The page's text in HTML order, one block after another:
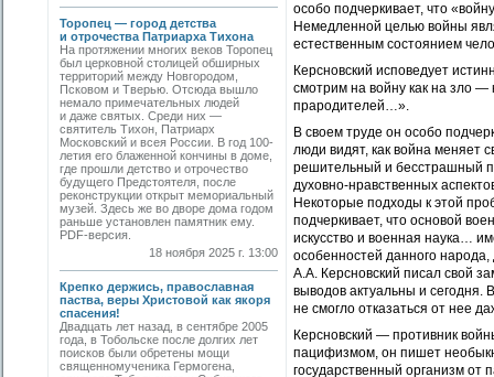
Торопец — город детства
и отрочества Патриарха Тихона
На протяжении многих веков Торопец
был церковной столицей обширных
территорий между Новгородом,
Псковом и Тверью. Отсюда вышло
немало примечательных людей
и даже святых. Среди них —
святитель Тихон, Патриарх
Московский и всея России. В год 100-
летия его блаженной кончины в доме,
где прошли детство и отрочество
будущего Предстоятеля, после
реконструкции открыт мемориальный
музей. Здесь же во дворе дома годом
раньше установлен памятник ему.
PDF-версия.
18 ноября 2025 г. 13:00
Крепко держись, православная
паства, веры Христовой как якоря
спасения!
Двадцать лет назад, в сентябре 2005
года, в Тобольске после долгих лет
поисков были обретены мощи
священномученика Гермогена,
особо подчеркивает, что
Немедленной целью войны
естественным состоянием
Керсновский исповедует
смотрим на войну как на зло —
прародителей…».
В своем труде он особо
люди видят, как война меняет
решительный и бесстрашный
духовно-нравственных
Некоторые подходы к этой
подчеркивает, что основой
искусство и военная наука…
особенностей данного
А.А. Керсновский писал свой
выводов актуальны и сегодня.
не смогло отказаться от нее
Керсновский — противник
пацифизмом, он пишет
государственный организм от